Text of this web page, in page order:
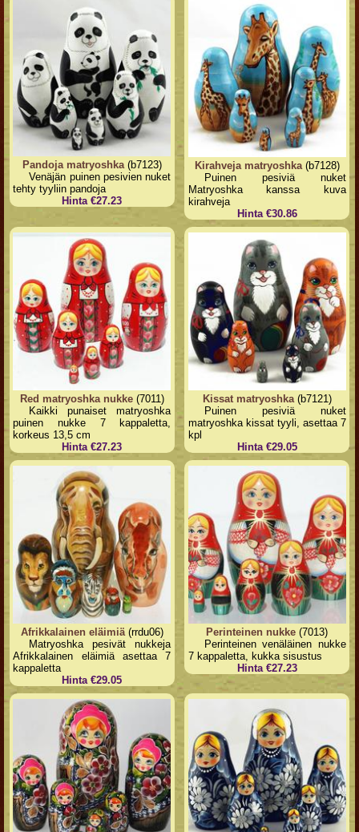
Pandoja matryoshka(b7123)
Venäjän puinen pesivien nuket
tehty tyyliin pandoja
Hinta €27.23
Kirahveja matryoshka(b7128)
Puinen pesiviä nuket
Matryoshka kanssa kuva
kirahveja
Hinta €30.86
Red matryoshka nukke(7011)
Kaikki punaiset matryoshka
puinen nukke 7 kappaletta,
korkeus 13,5 cm
Hinta €27.23
Kissat matryoshka(b7121)
Puinen pesiviä nuket
matryoshka kissat tyyli, asettaa 7
kpl
Hinta €29.05
Afrikkalainen eläimiä(rrdu06)
Matryoshka pesivät nukkeja
Afrikkalainen eläimiä asettaa 7
kappaletta
Hinta €29.05
Perinteinen nukke (7013)
Perinteinen venäläinen nukke
7 kappaletta, kukka sisustus
Hinta €27.23